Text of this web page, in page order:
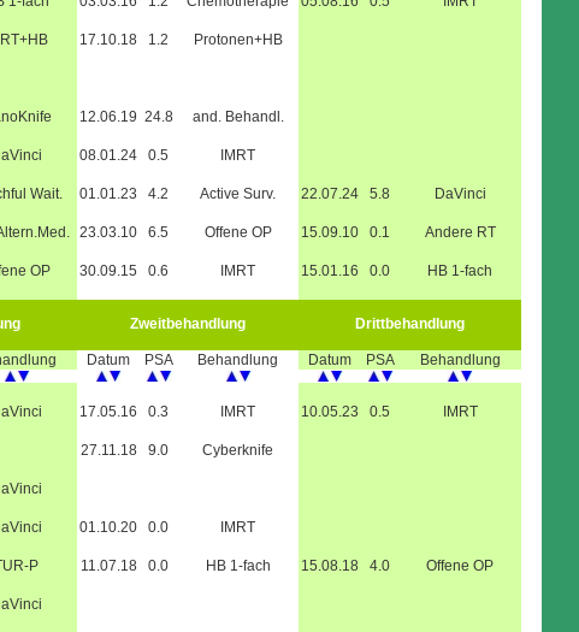
17.10.18 1.2 Protonen+HB
12.06.19 24.8 and. Behandl.
08.01.24 0.5 IMRT
Wait. 01.01.23 4.2 Active Surv. 22.07.24 5.8 DaVinci
23.03.10 6.5 Offene OP 15.09.10 0.1 Andere RT
OP 30.09.15 0.6 IMRT 15.01.16 0.0 HB 1-fach
Zweitbehandlung Drittbehandlung
Datum PSA Behandlung Datum PSA Behandlung
17.05.16 0.3 IMRT 10.05.23 0.5 IMRT
27.11.18 9.0 Cyberknife
01.10.20 0.0 IMRT
P 11.07.18 0.0 HB 1-fach 15.08.18 4.0 Offene OP